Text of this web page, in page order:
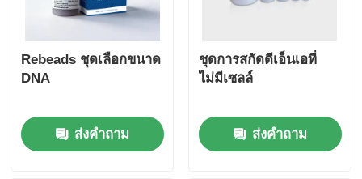
Rebeads ชุดเลือกขนาด
DNA
ส่งคำถาม
ชุดการสกัดดีเอ็นเอที่
ไม่มีเซลล์
ส่งคำถาม